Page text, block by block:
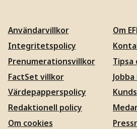
Användarvillkor
Integritetspolicy
Prenumerationsvillkor
FactSet villkor
Värdepapperspolicy
Redaktionell policy
Om cookies
Om
Tipsa